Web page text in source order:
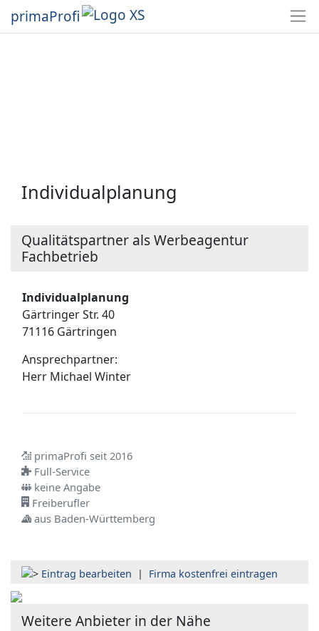
primaProfi
Individualplanung
Qualitätspartner als Werbeagentur
Fachbetrieb
Individualplanung
Gärtringer Str. 40
71116 Gärtringen
Ansprechpartner:
Herr Michael Winter
primaProfi seit 2016
Full-Service
keine Angabe
Freiberufler
aus Baden-Württemberg
Eintrag bearbeiten | Firma kostenfrei eintragen
Weitere Anbieter in der Nähe